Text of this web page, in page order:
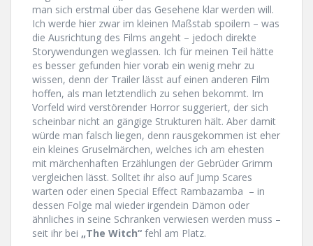
man sich erstmal über das Gesehene klar werden will.
Ich werde hier zwar im kleinen Maßstab spoilern – was
die Ausrichtung des Films angeht – jedoch direkte
Storywendungen weglassen. Ich für meinen Teil hätte
es besser gefunden hier vorab ein wenig mehr zu
wissen, denn der Trailer lässt auf einen anderen Film
hoffen, als man letztendlich zu sehen bekommt. Im
Vorfeld wird verstörender Horror suggeriert, der sich
scheinbar nicht an gängige Strukturen hält. Aber damit
würde man falsch liegen, denn rausgekommen ist eher
ein kleines Gruselmärchen, welches ich am ehesten
mit märchenhaften Erzählungen der Gebrüder Grimm
vergleichen lässt. Solltet ihr also auf Jump Scares
warten oder einen Special Effect Rambazamba – in
dessen Folge mal wieder irgendein Dämon oder
ähnliches in seine Schranken verwiesen werden muss –
seit ihr bei „The Witch“ fehl am Platz.